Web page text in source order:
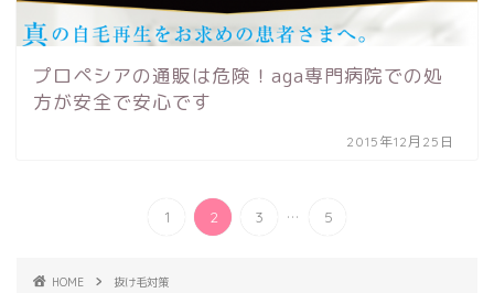
プロペシアの通販は危険！aga専門病院での処
方が安全で安心です
2015年12月25日
1 2 3 ... 5
HOME 抜け毛対策